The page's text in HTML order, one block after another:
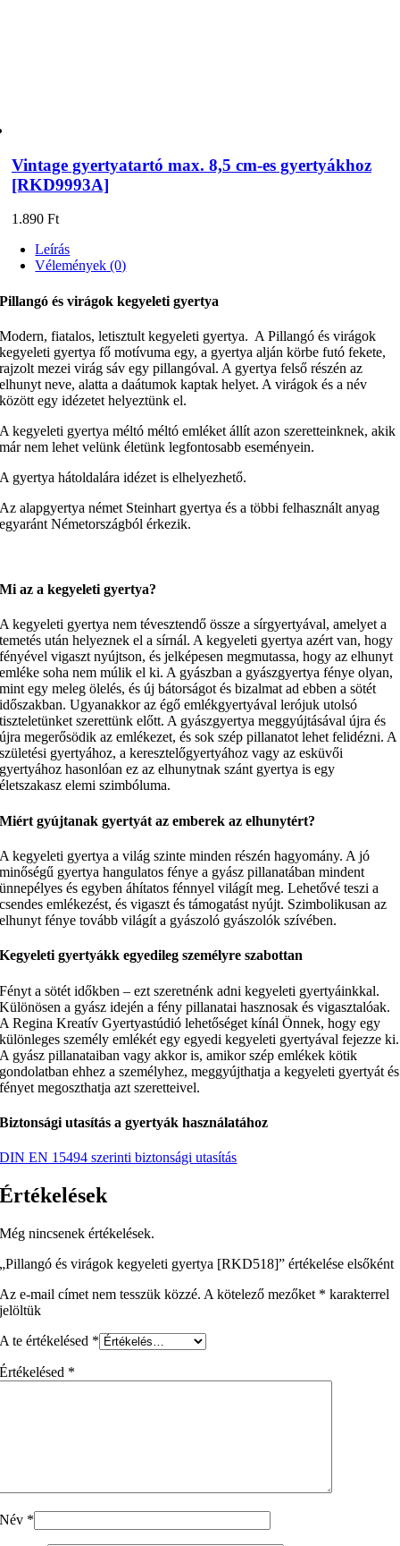
Vintage gyertyatartó max. 8,5 cm-es gyertyákhoz
[RKD9993A]
1.890 Ft
Leírás
Vélemények (0)
Pillangó és virágok kegyeleti gyertya
Modern, fiatalos, letisztult kegyeleti gyertya. A Pillangó és virágok
kegyeleti gyertya fő motívuma egy, a gyertya alján körbe futó fekete,
rajzolt mezei virág sáv egy pillangóval. A gyertya felső részén az
elhunyt neve, alatta a daátumok kaptak helyet. A virágok és a név
között egy idézetet helyeztünk el.
A kegyeleti gyertya méltó méltó emléket állít azon szeretteinknek, akik
már nem lehet velünk életünk legfontosabb eseményein.
A gyertya hátoldalára idézet is elhelyezhető.
Az alapgyertya német Steinhart gyertya és a többi felhasznált anyag
egyaránt Németországból érkezik.
Mi az a kegyeleti gyertya?
A kegyeleti gyertya nem tévesztendő össze a sírgyertyával, amelyet a
temetés után helyeznek el a sírnál. A kegyeleti gyertya azért van, hogy
fényével vigaszt nyújtson, és jelképesen megmutassa, hogy az elhunyt
emléke soha nem múlik el ki. A gyászban a gyászgyertya fénye olyan,
mint egy meleg ölelés, és új bátorságot és bizalmat ad ebben a sötét
időszakban. Ugyanakkor az égő emlékgyertyával lerójuk utolsó
tiszteletünket szerettünk előtt. A gyászgyertya meggyújtásával újra és
újra megerősödik az emlékezet, és sok szép pillanatot lehet felidézni. A
születési gyertyához, a keresztelőgyertyához vagy az esküvői
gyertyához hasonlóan ez az elhunytnak szánt gyertya is egy
életszakasz elemi szimbóluma.
Miért gyújtanak gyertyát az emberek az elhunytért?
A kegyeleti gyertya a világ szinte minden részén hagyomány. A jó
minőségű gyertya hangulatos fénye a gyász pillanatában mindent
ünnepélyes és egyben áhítatos fénnyel világít meg. Lehetővé teszi a
csendes emlékezést, és vigaszt és támogatást nyújt. Szimbolikusan az
elhunyt fénye tovább világít a gyászoló gyászolók szívében.
Kegyeleti gyertyákk egyedileg személyre szabottan
Fényt a sötét időkben – ezt szeretnénk adni kegyeleti gyertyáinkkal.
Különösen a gyász idején a fény pillanatai hasznosak és vigasztalóak.
A Regina Kreatív Gyertyastúdió lehetőséget kínál Önnek, hogy egy
különleges személy emlékét egy egyedi kegyeleti gyertyával fejezze ki.
A gyász pillanataiban vagy akkor is, amikor szép emlékek kötik
gondolatban ehhez a személyhez, meggyújthatja a kegyeleti gyertyát és
fényet megoszthatja azt szeretteivel.
Biztonsági utasítás a gyertyák használatához
DIN EN 15494 szerinti biztonsági utasítás
Értékelések
Még nincsenek értékelések.
„Pillangó és virágok kegyeleti gyertya [RKD518]” értékelése elsőként
Az e-mail címet nem tesszük közzé. A kötelező mezőket * karakterrel
jelöltük
A te értékelésed *
Értékelésed *
Név *